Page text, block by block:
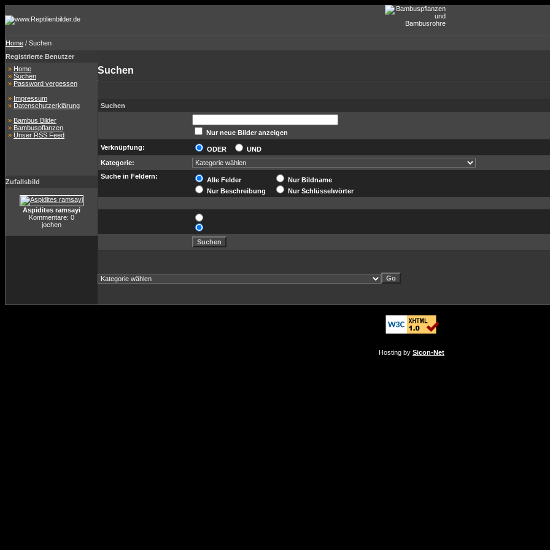
Home / Suchen
Registrierte Benutzer
» Home
» Suchen
» Password vergessen
» Impressum
» Datenschutzerklärung
» Bambus Bilder
» Bambuspflanzen
» Unser RSS Feed
Zufallsbild
Aspidites ramsayi
Kommentare: 0
jochen
Suchen
Suchen
Nur neue Bilder anzeigen
Verknüpfung:
ODER
UND
Kategorie:
Suche in Feldern:
Alle Felder
Nur Bildname
Nur Beschreibung
Nur Schlüsselwörter
Hosting by Sicon-Net